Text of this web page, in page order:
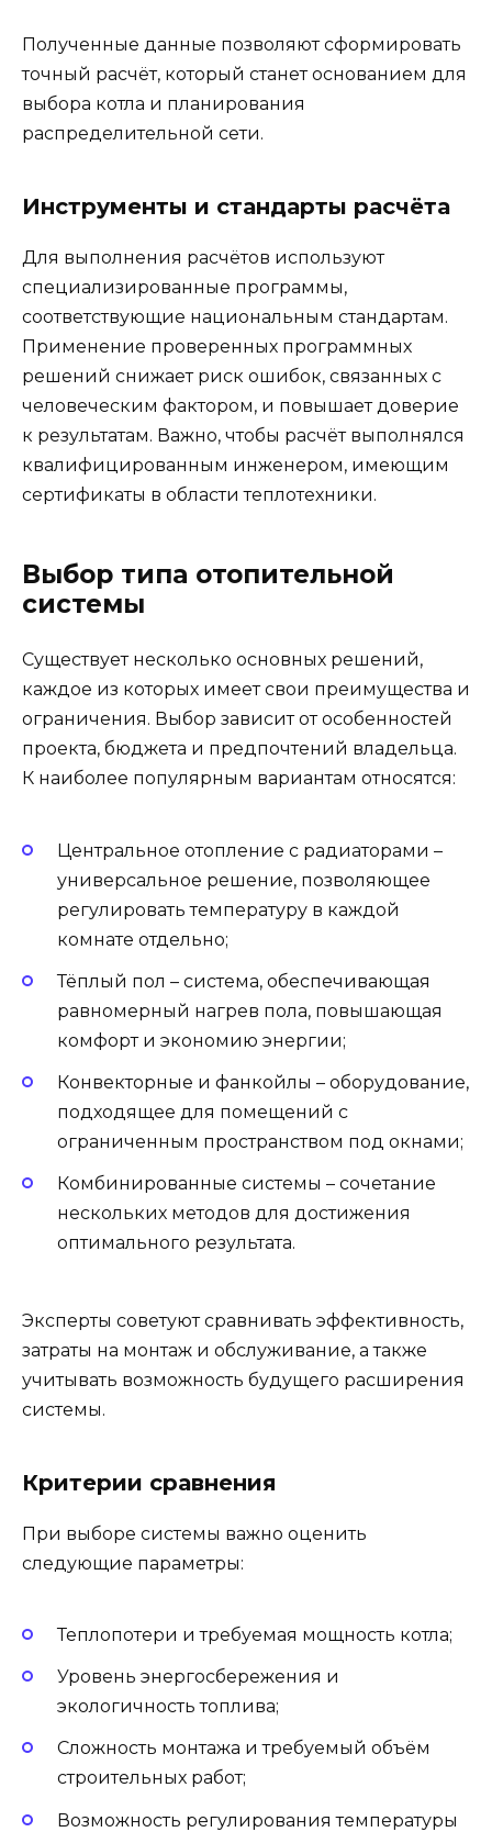
Полученные данные позволяют сформировать
точный расчёт, который станет основанием для
выбора котла и планирования
распределительной сети.
Инструменты и стандарты расчёта
Для выполнения расчётов используют
специализированные программы,
соответствующие национальным стандартам.
Применение проверенных программных
решений снижает риск ошибок, связанных с
человеческим фактором, и повышает доверие
к результатам. Важно, чтобы расчёт выполнялся
квалифицированным инженером, имеющим
сертификаты в области теплотехники.
Выбор типа отопительной
системы
Существует несколько основных решений,
каждое из которых имеет свои преимущества и
ограничения. Выбор зависит от особенностей
проекта, бюджета и предпочтений владельца.
К наиболее популярным вариантам относятся:
Центральное отопление с радиаторами –
универсальное решение, позволяющее
регулировать температуру в каждой
комнате отдельно;
Тёплый пол – система, обеспечивающая
равномерный нагрев пола, повышающая
комфорт и экономию энергии;
Конвекторные и фанкойлы – оборудование,
подходящее для помещений с
ограниченным пространством под окнами;
Комбинированные системы – сочетание
нескольких методов для достижения
оптимального результата.
Эксперты советуют сравнивать эффективность,
затраты на монтаж и обслуживание, а также
учитывать возможность будущего расширения
системы.
Критерии сравнения
При выборе системы важно оценить
следующие параметры:
Теплопотери и требуемая мощность котла;
Уровень энергосбережения и
экологичность топлива;
Сложность монтажа и требуемый объём
строительных работ;
Возможность регулирования температуры